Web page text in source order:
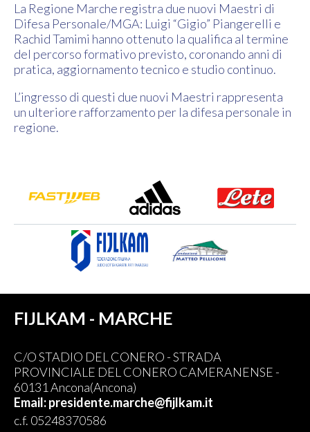
La Regione Marche registra due nuovi Maestri di
Difesa Personale/MGA: Luigi “Gigio” Piangerelli e
Rachid Tamimi hanno ottenuto la qualifica al termine
del percorso formativo previsto, coronando anni di
pratica, aggiornamento tecnico e studio continuo.
L’ingresso di questi due nuovi Maestri rappresenta
un ulteriore rafforzamento per la difesa personale in
regione.
FIJLKAM - MARCHE
C/O STADIO DEL CONERO - STRADA
PROVINCIALE DEL CONERO CAMERANENSE -
60131 Ancona(Ancona)
Email: presidente.marche@fijlkam.it
c.f. 05248370586